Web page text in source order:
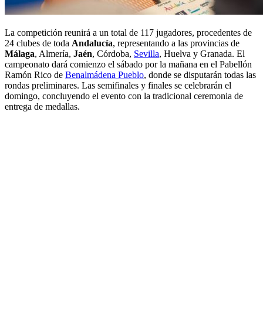
La competición reunirá a un total de 117 jugadores, procedentes de
24 clubes de toda Andalucía, representando a las provincias de
Málaga, Almería, Jaén, Córdoba, Sevilla, Huelva y Granada. El
campeonato dará comienzo el sábado por la mañana en el Pabellón
Ramón Rico de Benalmádena Pueblo, donde se disputarán todas las
rondas preliminares. Las semifinales y finales se celebrarán el
domingo, concluyendo el evento con la tradicional ceremonia de
entrega de medallas.